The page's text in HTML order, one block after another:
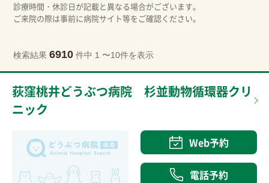
診療時間・休診日が記載と異なる場合がございます。
ご来院の際は事前に病院サイト等をご確認ください。
検索結果 6910 件中 1 〜10件を表示
荻窪桃井どうぶつ病院 杉並動物循環器クリ
ニック
Web予約
電話予約